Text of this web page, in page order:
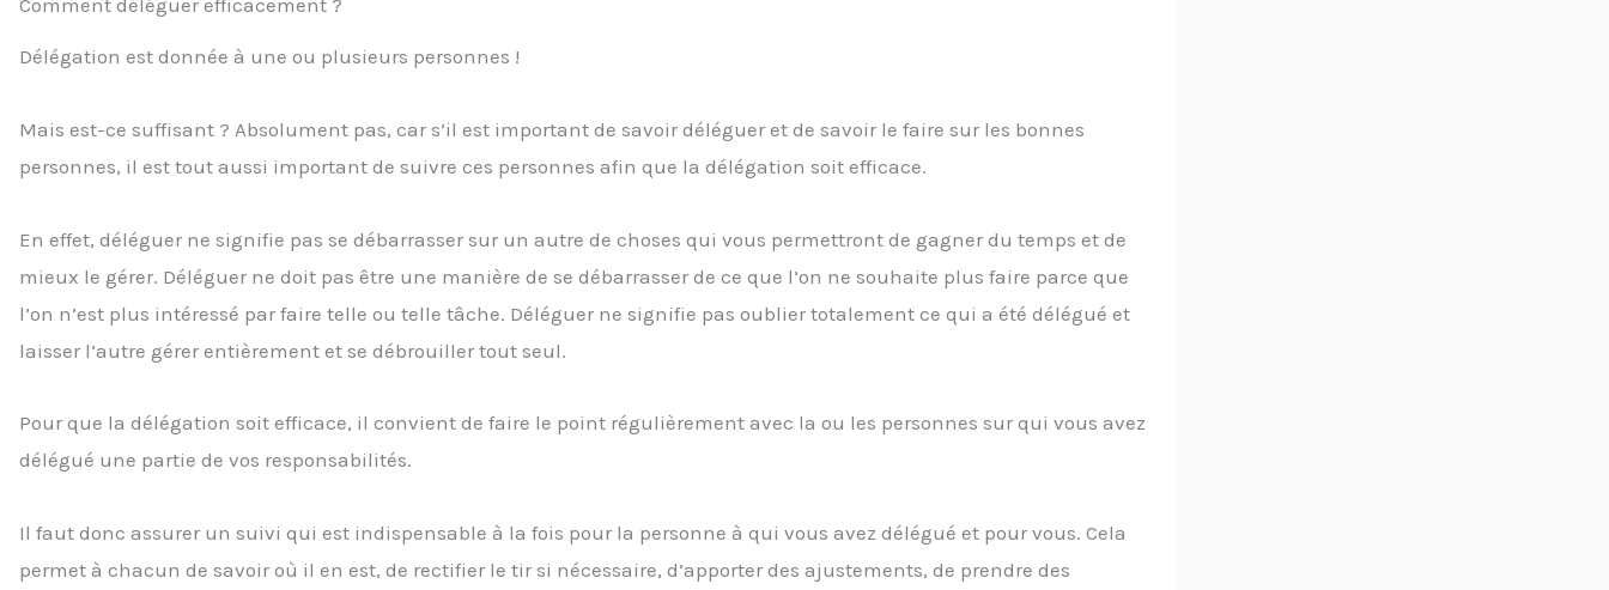
Comment déléguer efficacement ?
Délégation est donnée à une ou plusieurs personnes !
Mais est-ce suffisant ? Absolument pas, car s’il est important de savoir déléguer et de savoir le faire sur les bonnes
personnes, il est tout aussi important de suivre ces personnes afin que la délégation soit efficace.
En effet, déléguer ne signifie pas se débarrasser sur un autre de choses qui vous permettront de gagner du temps et de
mieux le gérer. Déléguer ne doit pas être une manière de se débarrasser de ce que l’on ne souhaite plus faire parce que
l’on n’est plus intéressé par faire telle ou telle tâche. Déléguer ne signifie pas oublier totalement ce qui a été délégué et
laisser l’autre gérer entièrement et se débrouiller tout seul.
Pour que la délégation soit efficace, il convient de faire le point régulièrement avec la ou les personnes sur qui vous avez
délégué une partie de vos responsabilités.
Il faut donc assurer un suivi qui est indispensable à la fois pour la personne à qui vous avez délégué et pour vous. Cela
permet à chacun de savoir où il en est, de rectifier le tir si nécessaire, d’apporter des ajustements, de prendre des